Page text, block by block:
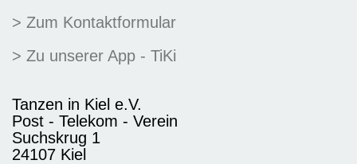
> Zum Kontaktformular
> Zu unserer App - TiKi
Tanzen in Kiel e.V.
Post - Telekom - Verein
Suchskrug 1
24107 Kiel